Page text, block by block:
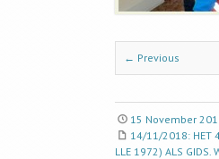
← Previous
15 November
14/11/2018: HET
LLE 1972) ALS GIDS.